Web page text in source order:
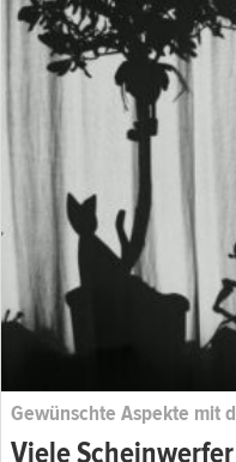
Gewünschte Aspekte mit
Viele